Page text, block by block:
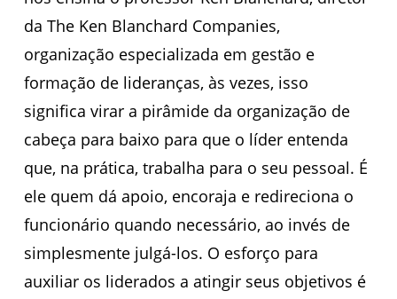
da The Ken Blanchard Companies,
organização especializada em gestão e
formação de lideranças, às vezes, isso
significa virar a pirâmide da organização de
cabeça para baixo para que o líder entenda
que, na prática, trabalha para o seu pessoal. É
ele quem dá apoio, encoraja e redireciona o
funcionário quando necessário, ao invés de
simplesmente julgá-los. O esforço para
auxiliar os liderados a atingir seus objetivos é